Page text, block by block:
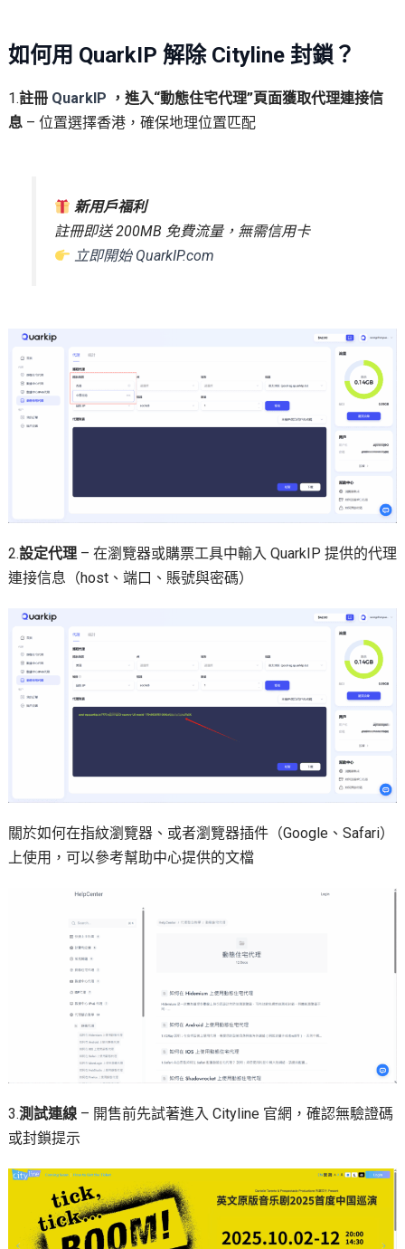
如何用 QuarkIP 解除 Cityline 封鎖？
1.註冊 QuarkIP ，進入“動態住宅代理”頁面獲取代理連接信
息– 位置選擇香港，確保地理位置匹配
新用戶福利
註冊即送 200MB 免費流量，無需信用卡
立即開始 QuarkIP.com
2.設定代理– 在瀏覽器或購票工具中輸入 QuarkIP 提供的代理
連接信息（host、端口、賬號與密碼）
關於如何在指紋瀏覽器、或者瀏覽器插件（Google、Safari）
上使用，可以參考幫助中心提供的文檔
3.測試連線– 開售前先試著進入 Cityline 官網，確認無驗證碼
或封鎖提示